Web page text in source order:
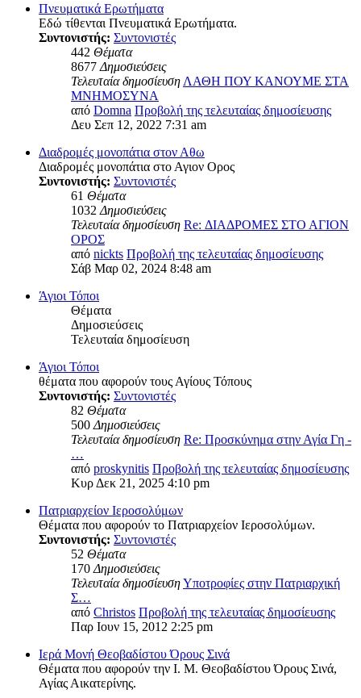
Πνευματικά Ερωτήματα
Εδώ τίθενται Πνευματικά Ερωτήματα.
Συντονιστής: Συντονιστές
442 Θέματα
8677 Δημοσιεύσεις
Τελευταία δημοσίευση ΛΑΘΗ ΠΟΥ ΚΑΝΟΥΜΕ ΣΤΑ
ΜΝΗΜΟΣΥΝΑ
από Domna Προβολή της τελευταίας δημοσίευσης
Δευ Σεπ 12, 2022 7:31 am
Διαδρομές μονοπάτια στον Αθω
Διαδρομές μονοπάτια στο Αγιον Ορος
Συντονιστής: Συντονιστές
61 Θέματα
1032 Δημοσιεύσεις
Τελευταία δημοσίευση Re: ΔΙΑΔΡΟΜΕΣ ΣΤΟ ΑΓΙΟΝ
ΟΡΟΣ
από nickts Προβολή της τελευταίας δημοσίευσης
Σάβ Μαρ 02, 2024 8:48 am
Άγιοι Τόποι
Θέματα
Δημοσιεύσεις
Τελευταία δημοσίευση
Άγιοι Τόποι
θέματα που αφορούν τους Αγίους Τόπους
Συντονιστής: Συντονιστές
82 Θέματα
500 Δημοσιεύσεις
Τελευταία δημοσίευση Re: Προσκύνημα στην Αγία Γη -
…
από proskynitis Προβολή της τελευταίας δημοσίευσης
Κυρ Δεκ 21, 2025 4:10 pm
Πατριαρχείον Ιεροσολύμων
Θέματα που αφορούν το Πατριαρχείον Ιεροσολύμων.
Συντονιστής: Συντονιστές
52 Θέματα
170 Δημοσιεύσεις
Τελευταία δημοσίευσηΥποτροφίες στην Πατριαρχική
Σ…
από Christos Προβολή της τελευταίας δημοσίευσης
Παρ Ιουν 15, 2012 2:25 pm
Ιερά Μονή Θεοβαδίστου Όρους Σινά
Θέματα που αφορούν την Ι. Μ. Θεοβαδίστου Όρους Σινά,
Αγίας Αικατερίνης.